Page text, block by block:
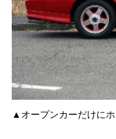
▲オープンカーだけにホ